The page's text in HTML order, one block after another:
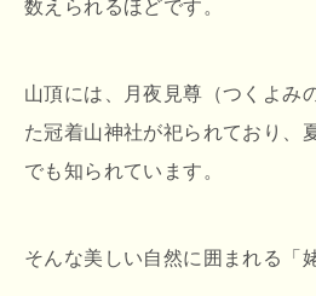
数えられるほどです。
山頂には、月夜見尊（つくよみ
た冠着山神社が祀られており、
でも知られています。
そんな美しい自然に囲まれる「